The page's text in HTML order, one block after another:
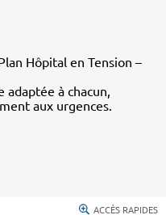
Hôpital en Tension –
adaptée à chacun,
aux urgences.
ACCÈS RAPIDES